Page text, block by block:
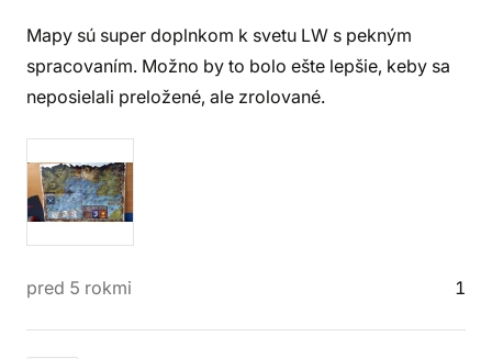
Mapy sú super doplnkom k svetu LW s pekným
spracovaním. Možno by to bolo ešte lepšie, keby sa
neposielali preložené, ale zrolované.
pred 5 rokmi 1